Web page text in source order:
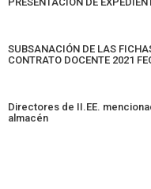
SUBSANACIÓN DE LAS
CONTRATO DOCENTE 2021
Directores de II.EE.
almacén